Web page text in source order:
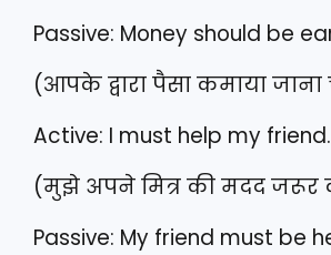
Passive: Money should be
(आपके द्वारा पैसा कमाया जाना
Active: I must help my friend.
(मुझे अपने मित्र की मदद जरूर
Passive: My friend must be